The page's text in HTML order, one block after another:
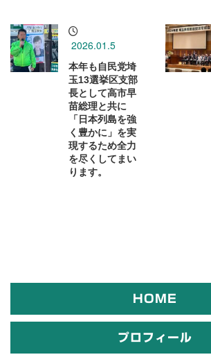
2026.01.5
本年も自民党埼
玉13選挙区支部
長として高市早
苗総理と共に
「日本列島を強
く豊かに」を実
現するため全力
を尽くしてまい
ります。
HOME
プロフィール